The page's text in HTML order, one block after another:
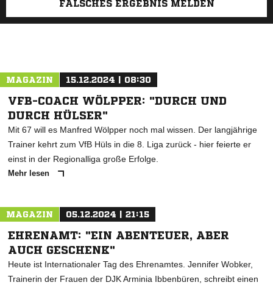
FALSCHES ERGEBNIS MELDEN
MAGAZIN 15.12.2024 | 08:30
VFB-COACH WÖLPPER: "DURCH UND
DURCH HÜLSER"
Mit 67 will es Manfred Wölpper noch mal wissen. Der langjährige
Trainer kehrt zum VfB Hüls in die 8. Liga zurück - hier feierte er
einst in der Regionalliga große Erfolge.
Mehr lesen
MAGAZIN 05.12.2024 | 21:15
EHRENAMT: "EIN ABENTEUER, ABER
AUCH GESCHENK"
Heute ist Internationaler Tag des Ehrenamtes. Jennifer Wobker,
Trainerin der Frauen der DJK Arminia Ibbenbüren, schreibt einen